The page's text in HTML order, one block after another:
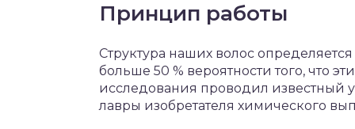
Принцип работы
Структура наших волос
больше 50 % вероятности того, что
исследования проводил известный
лавры изобретателя химического